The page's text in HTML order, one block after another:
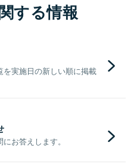
する情報
実施日の新しい順に掲載
お答えします。